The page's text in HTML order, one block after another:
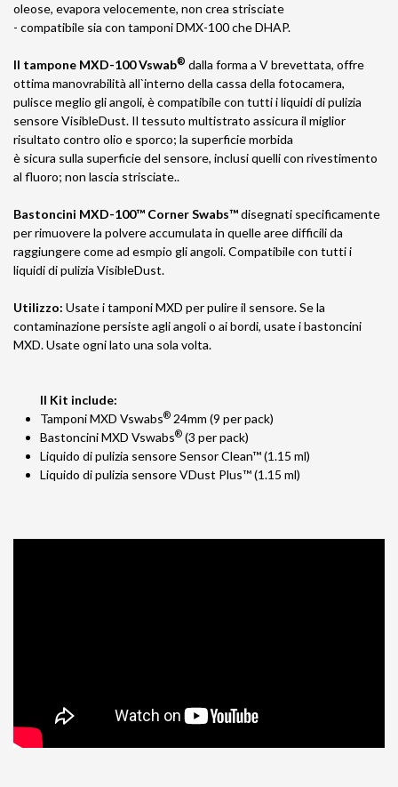
oleose, evapora velocemente, non crea strisciate
- compatibile sia con tamponi DMX-100 che DHAP.
Il tampone MXD-100 Vswab® dalla forma a V brevettata, offre
ottima manovrabilità all`interno della cassa della fotocamera,
pulisce meglio gli angoli, è compatibile con tutti i liquidi di pulizia
sensore VisibleDust. Il tessuto multistrato assicura il miglior
risultato contro olio e sporco; la superficie morbida
è sicura sulla superficie del sensore, inclusi quelli con rivestimento
al fluoro; non lascia strisciate..
Bastoncini MXD-100™ Corner Swabs™disegnati specificamente
per rimuovere la polvere accumulata in quelle aree difficili da
raggiungere come ad esmpio gli angoli. Compatibile con tutti i
liquidi di pulizia VisibleDust.
Utilizzo: Usate i tamponi MXD per pulire il sensore. Se la
contaminazione persiste agli angoli o ai bordi, usate i bastoncini
MXD. Usate ogni lato una sola volta.
Il Kit include:
Tamponi MXD Vswabs® 24mm (9 per pack)
Bastoncini MXD Vswabs® (3 per pack)
Liquido di pulizia sensore Sensor Clean™ (1.15 ml)
Liquido di pulizia sensore VDust Plus™ (1.15 ml)